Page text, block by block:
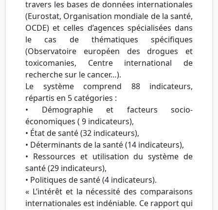
travers les bases de données internationales
(Eurostat, Organisation mondiale de la santé,
OCDE) et celles d’agences spécialisées dans
le cas de thématiques spécifiques
(Observatoire européen des drogues et
toxicomanies, Centre international de
recherche sur le cancer…).
Le système comprend 88 indicateurs,
répartis en 5 catégories :
• Démographie et facteurs socio-
économiques ( 9 indicateurs),
• État de santé (32 indicateurs),
• Déterminants de la santé (14 indicateurs),
• Ressources et utilisation du système de
santé (29 indicateurs),
• Politiques de santé (4 indicateurs).
« L’intérêt et la nécessité des comparaisons
internationales est indéniable. Ce rapport qui